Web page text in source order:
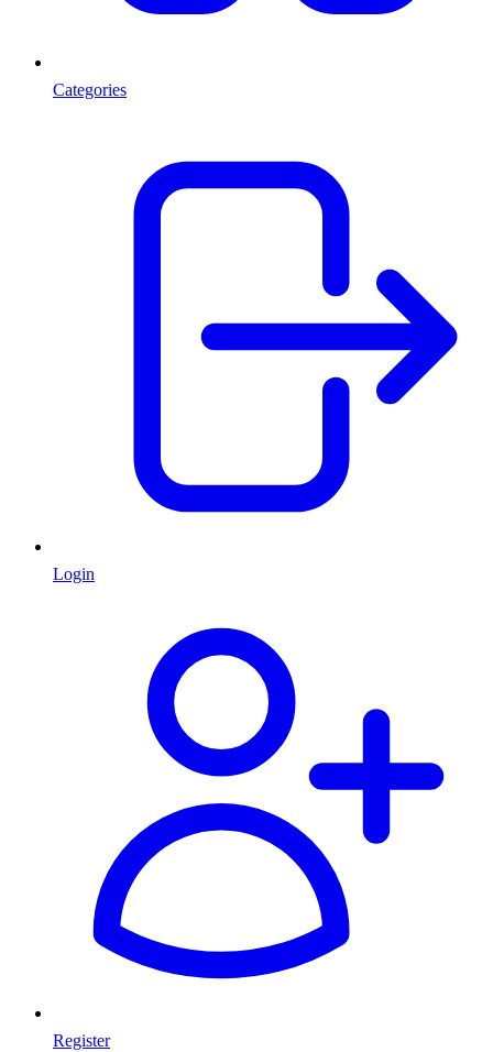
Categories
Login
Register